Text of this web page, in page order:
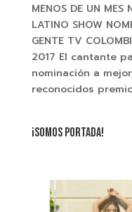
MENOS DE UN MES
LATINO SHOW
GENTE TV
2017 El cantante
nominación a
reconocidos
¡SOMOS PORTADA!